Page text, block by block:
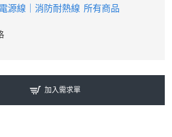
源線｜消防耐熱線 所有商品
加入需求單